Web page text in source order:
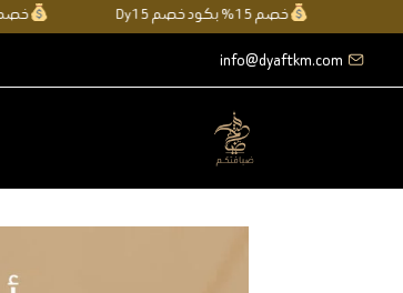
خصم 15% بكود خصم Dy15
info@dyaftkm.com